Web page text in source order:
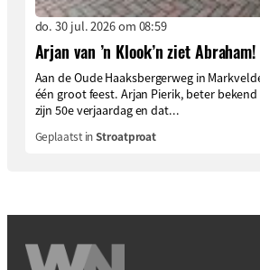
do. 30 jul. 2026 om 08:59
Arjan van ’n Klook’n ziet Abraham!
Aan de Oude Haaksbergerweg in
één groot feest. Arjan Pierik, beter
zijn 50e verjaardag en dat...
Geplaatst inStroatproat